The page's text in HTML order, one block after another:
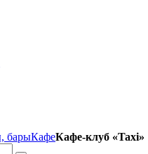
барыКафеКафе-клуб «Taxi»